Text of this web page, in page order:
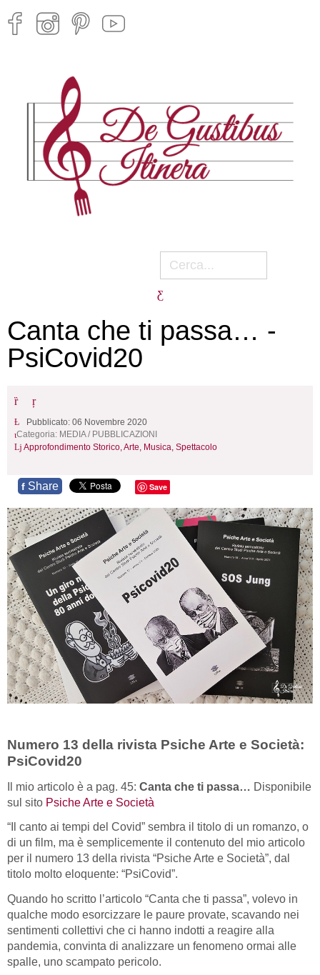
Canta che ti passa… -
PsiCovid20
Pubblicato: 06 Novembre 2020
Categoria: MEDIA/ PUBBLICAZIONI
Approfondimento Storico,Arte, Musica, Spettacolo
f Share Save
Numero 13 della rivista Psiche Arte e Società:
PsiCovid20
Il mio articolo è a pag. 45: Canta che ti passa… Disponibile
sul sito Psiche Arte e Società
“Il canto ai tempi del Covid” sembra il titolo di un romanzo, o
di un film, ma è semplicemente il contenuto del mio articolo
per il numero 13 della rivista “Psiche Arte e Società”, dal
titolo molto eloquente: “PsiCovid”.
Quando ho scritto l’articolo “Canta che ti passa”, volevo in
qualche modo esorcizzare le paure provate, scavando nei
sentimenti collettivi che ci hanno indotti a reagire alla
pandemia, convinta di analizzare un fenomeno ormai alle
spalle, uno scampato pericolo.